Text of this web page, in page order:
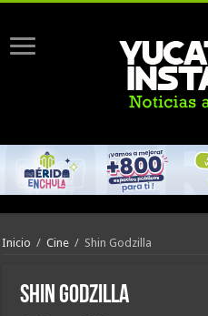
Inicio / Cine / Shin Godzilla
Shin Godzilla